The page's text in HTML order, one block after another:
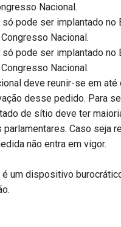
Nacional.
pode ser implantado no
Nacional.
pode ser implantado no
Nacional.
deve reunir-se em até
desse pedido. Para
de sítio deve ter
parlamentares. Caso seja
não entra em vigor.
um dispositivo